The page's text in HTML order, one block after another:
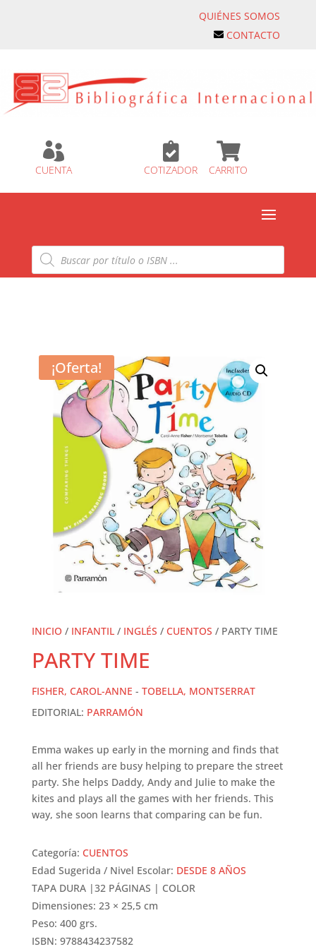
QUIÉNES SOMOS
CONTACTO

CUENTA

COTIZADOR

CARRITO
Búsqueda
de
productos
¡Oferta!
INICIO / INFANTIL/ INGLÉS / CUENTOS / PARTY TIME
PARTY TIME
FISHER, CAROL-ANNE - TOBELLA, MONTSERRAT
EDITORIAL: PARRAMÓN
Emma wakes up early in the morning and finds that
all her friends are busy helping to prepare the street
party. She helps Daddy, Andy and Julie to make the
kites and plays all the games with her friends. This
way, she soon learns that comparing can be fun.
Categoría: CUENTOS
Edad Sugerida / Nivel Escolar: DESDE 8 AÑOS
TAPA DURA |32 PÁGINAS | COLOR
Dimensiones: 23 × 25,5 cm
Peso: 400 grs.
ISBN: 9788434237582